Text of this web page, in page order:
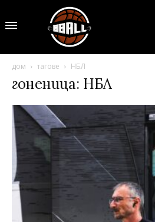
дом тагове НБЛ
гоненица: НБЛ